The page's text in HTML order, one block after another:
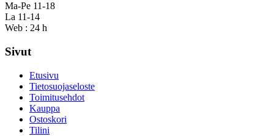
Ma-Pe 11-18
La 11-14
Web : 24 h
Sivut
Etusivu
Tietosuojaseloste
Toimitusehdot
Kauppa
Ostoskori
Tilini